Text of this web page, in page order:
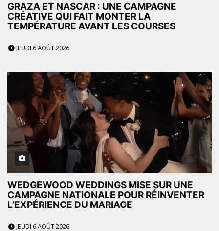
GRAZA ET NASCAR : UNE CAMPAGNE
CRÉATIVE QUI FAIT MONTER LA
TEMPÉRATURE AVANT LES COURSES
JEUDI 6 AOÛT 2026
WEDGEWOOD WEDDINGS MISE SUR UNE
CAMPAGNE NATIONALE POUR RÉINVENTER
L’EXPÉRIENCE DU MARIAGE
JEUDI 6 AOÛT 2026